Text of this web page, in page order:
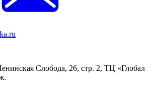
Слобода, 26, стр. 2, ТЦ «Глобал